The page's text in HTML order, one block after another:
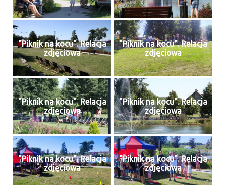
"Piknik na kocu". Relacja
zdjęciowa
"Piknik na kocu". Relacja
zdjęciowa
"Piknik na kocu". Relacja
zdjęciowa
"Piknik na kocu". Relacja
zdjęciowa
"Piknik na kocu". Relacja
zdjęciowa
"Piknik na kocu". Relacja
zdjęciowa